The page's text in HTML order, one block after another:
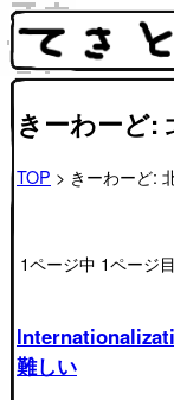
きーわーど:
TOP > きーわーど:
1ページ中 1ページ
難しい